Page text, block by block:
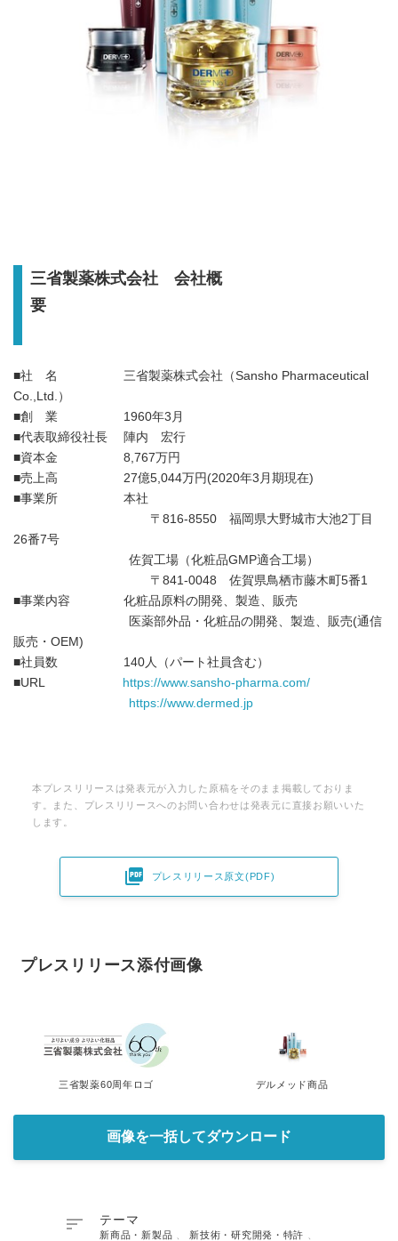
三省製薬株式会社 会社概
要
■社 名 三省製薬株式会社（Sansho Pharmaceutical
Co.,Ltd.）
■創 業 1960年3月
■代表取締役社長 陣内 宏行
■資本金 8,767万円
■売上高 27億5,044万円(2020年3月期現在)
■事業所 本社
〒816-8550 福岡県大野城市大池2丁目
26番7号
佐賀工場（化粧品GMP適合工場）
〒841-0048 佐賀県鳥栖市藤木町5番1
■事業内容 化粧品原料の開発、製造、販売
医薬部外品・化粧品の開発、製造、販売(通信
販売・OEM)
■社員数 140人（パート社員含む）
■URL
https://www.sansho-pharma.com/
https://www.dermed.jp
本プレスリリースは発表元が入力した原稿をそのまま掲載しておりま
す。また、プレスリリースへのお問い合わせは発表元に直接お願いいた
します。
 プレスリリース原文(PDF)
プレスリリース添付画像
三省製薬60周年ロゴ デルメッド商品
画像を一括してダウンロード
 テーマ
新商品・新製品 新技術・研究開発・特許